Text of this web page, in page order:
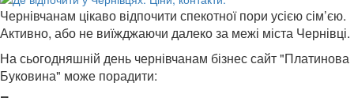
Чернівчанам цікаво відпочити спекотної пори усією сім’єю.
Активно, або не виїжджаючи далеко за межі міста Чернівці.
На сьогодняшній день чернівчанам бізнес сайт "Платинова
Буковина" може порадити: